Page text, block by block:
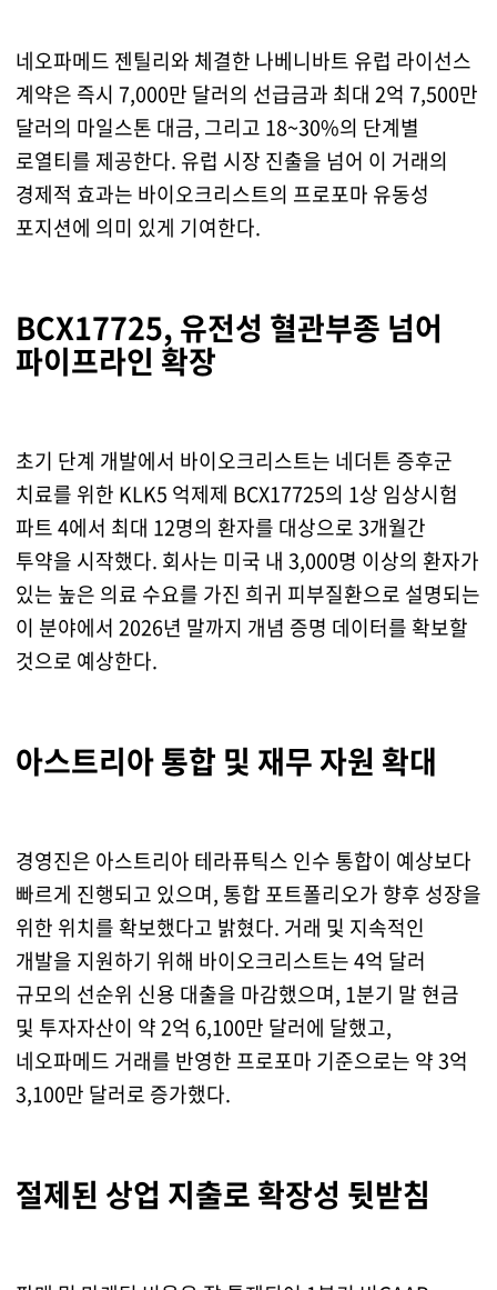
네오파메드 젠틸리와 체결한 나베니바트 유럽 라이선스
계약은 즉시 7,000만 달러의 선급금과 최대 2억 7,500만
달러의 마일스톤 대금, 그리고 18~30%의 단계별
로열티를 제공한다. 유럽 시장 진출을 넘어 이 거래의
경제적 효과는 바이오크리스트의 프로포마 유동성
포지션에 의미 있게 기여한다.
BCX17725, 유전성 혈관부종 넘어
파이프라인 확장
초기 단계 개발에서 바이오크리스트는 네더튼 증후군
치료를 위한 KLK5 억제제 BCX17725의 1상 임상시험
파트 4에서 최대 12명의 환자를 대상으로 3개월간
투약을 시작했다. 회사는 미국 내 3,000명 이상의 환자가
있는 높은 의료 수요를 가진 희귀 피부질환으로 설명되는
이 분야에서 2026년 말까지 개념 증명 데이터를 확보할
것으로 예상한다.
아스트리아 통합 및 재무 자원 확대
경영진은 아스트리아 테라퓨틱스 인수 통합이 예상보다
빠르게 진행되고 있으며, 통합 포트폴리오가 향후 성장을
위한 위치를 확보했다고 밝혔다. 거래 및 지속적인
개발을 지원하기 위해 바이오크리스트는 4억 달러
규모의 선순위 신용 대출을 마감했으며, 1분기 말 현금
및 투자자산이 약 2억 6,100만 달러에 달했고,
네오파메드 거래를 반영한 프로포마 기준으로는 약 3억
3,100만 달러로 증가했다.
절제된 상업 지출로 확장성 뒷받침